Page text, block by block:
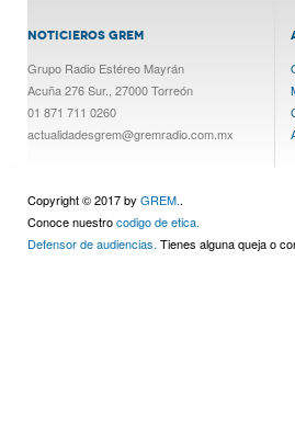
NOTICIEROS GREM
Grupo Radio Estéreo Mayrán
Acuña 276 Sur., 27000 Torreón
01 871 711 0260
actualidadesgrem@gremradio.com.mx
Copyright © 2017 by GREM..
Conoce nuestrocodigo de etica.
Defensor de audiencias. Tienes alguna queja o